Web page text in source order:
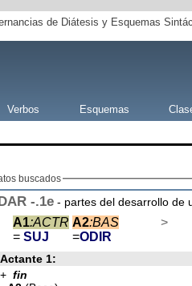
de Diátesis y Esquemas
Verbos Esquemas
buscados
-.1e - partes del desarrollo de
A1:ACTR
= SUJ
A2:BAS
=ODIR
>
Actante 1:
+ fin